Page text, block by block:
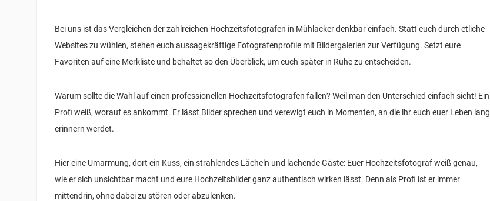
Bei uns ist das Vergleichen der zahlreichen Hochzeitsfotografen in Mühlacker denkbar einfach. Statt euch durch etliche
Websites zu wühlen, stehen euch aussagekräftige Fotografenprofile mit Bildergalerien zur Verfügung. Setzt eure
Favoriten auf eine Merkliste und behaltet so den Überblick, um euch später in Ruhe zu entscheiden.
Warum sollte die Wahl auf einen professionellen Hochzeitsfotografen fallen? Weil man den Unterschied einfach sieht! Ein
Profi weiß, worauf es ankommt. Er lässt Bilder sprechen und verewigt euch in Momenten, an die ihr euch euer Leben lang
erinnern werdet.
Hier eine Umarmung, dort ein Kuss, ein strahlendes Lächeln und lachende Gäste: Euer Hochzeitsfotograf weiß genau,
wie er sich unsichtbar macht und eure Hochzeitsbilder ganz authentisch wirken lässt. Denn als Profi ist er immer
mittendrin, ohne dabei zu stören oder abzulenken.